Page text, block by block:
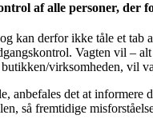
af alle personer, der
kan derfor ikke tåle et
Vagten vil –
virksomheden, vil
anbefales det at
så fremtidige